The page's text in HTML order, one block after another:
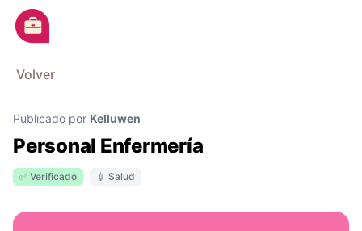
Ir al contenido principal
Categorías
Empresas
Blog
Dejá tu CV
Volver
Publicado por Kelluwen
Personal Enfermería
✅ Verificado 💉 Salud